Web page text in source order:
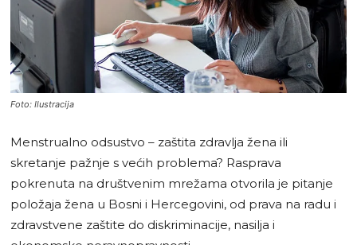
Foto: Ilustracija
Menstrualno odsustvo – zaštita zdravlja žena ili
skretanje pažnje s većih problema? Rasprava
pokrenuta na društvenim mrežama otvorila je pitanje
položaja žena u Bosni i Hercegovini, od prava na radu i
zdravstvene zaštite do diskriminacije, nasilja i